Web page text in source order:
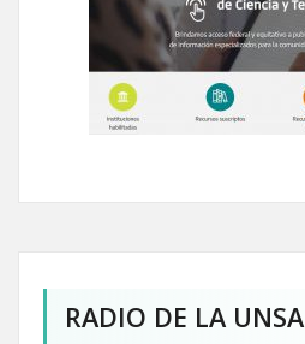
RADIO DE LA UNSA